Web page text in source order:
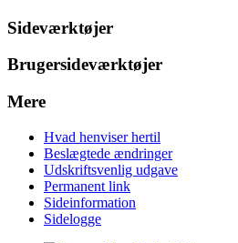
Sideværktøjer
Brugersideværktøjer
Mere
Hvad henviser hertil
Beslægtede ændringer
Udskriftsvenlig udgave
Permanent link
Sideinformation
Sidelogge